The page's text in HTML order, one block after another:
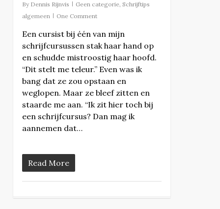
By Dennis Rijnvis Geen categorie Schrijftips
algemeen
One Comment
Een cursist bij één van mijn
schrijfcursussen stak haar hand op
en schudde mistroostig haar hoofd.
“Dit stelt me teleur.” Even was ik
bang dat ze zou opstaan en
weglopen. Maar ze bleef zitten en
staarde me aan. “Ik zit hier toch bij
een schrijfcursus? Dan mag ik
aannemen dat…
Read More